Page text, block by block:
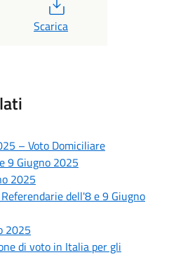
Scarica
– Voto Domiciliare
9 Giugno 2025
2025
dell'8 e 9 Giugno
2025
di voto in Italia per gli